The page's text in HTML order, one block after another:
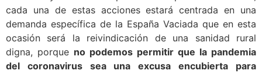
cada una de estas acciones estará centrada en una
demanda específica de la España Vaciada que en esta
ocasión será la reivindicación de una sanidad rural
digna, porque no podemos permitir que la pandemia
del coronavirus sea una excusa encubierta para